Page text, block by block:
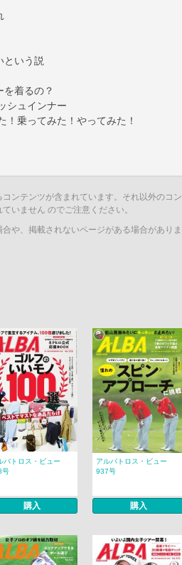
という説
着るの？
シュインナー
乗ってみた！やってみた！
ンテンツが含まれています。それ以外のコン
いません のでご注意ください。
や、掲載されないページがある場合がありま
バトロス・ビュー
号
購入
アルバトロス・ビュー
937号
購入